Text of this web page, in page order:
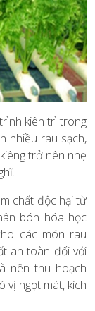
kiên trì trong
nhiều rau sạch,
trở nên nhẹ
chất độc hại từ
bón hóa học
các món rau
an toàn đối với
nên thu hoạch
vị ngọt mát, kích